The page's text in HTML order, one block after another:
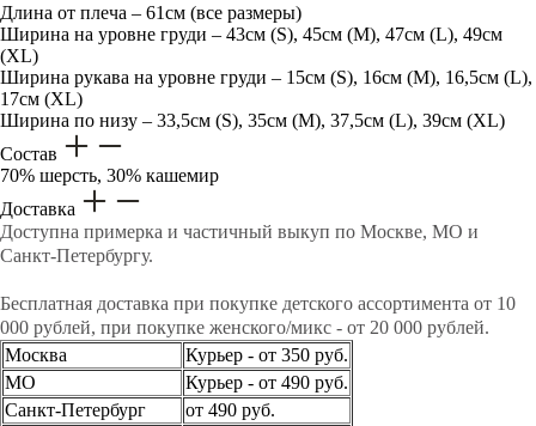
Длина от плеча – 61см (все размеры)
Ширина на уровне груди – 43см (S), 45см (M), 47см (L), 49см
(XL)
Ширина рукава на уровне груди – 15см (S), 16см (M), 16,5см (L),
17см (XL)
Ширина по низу – 33,5см (S), 35см (M), 37,5см (L), 39см (XL)
Состав
70% шерсть, 30% кашемир
Доставка
Доступна примерка и частичный выкуп по Москве, МО и
Санкт-Петербургу.
Бесплатная доставка при покупке детского ассортимента от 10
000 рублей, при покупке женского/микс - от 20 000 рублей.
Москва
Курьер - от 350 руб.
МО
Курьер - от 490 руб.
Санкт-Петербург
от 490 руб.